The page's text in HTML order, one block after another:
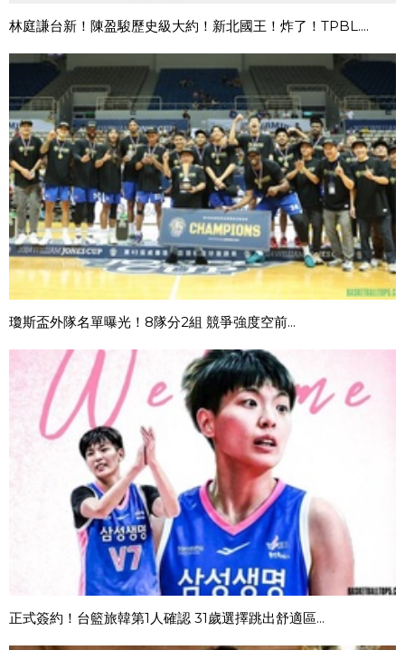
林庭謙台新！陳盈駿歷史級大約！新北國王！炸了！TPBL....
瓊斯盃外隊名單曝光！8隊分2組 競爭強度空前...
正式簽約！台籃旅韓第1人確認 31歲選擇跳出舒適區...